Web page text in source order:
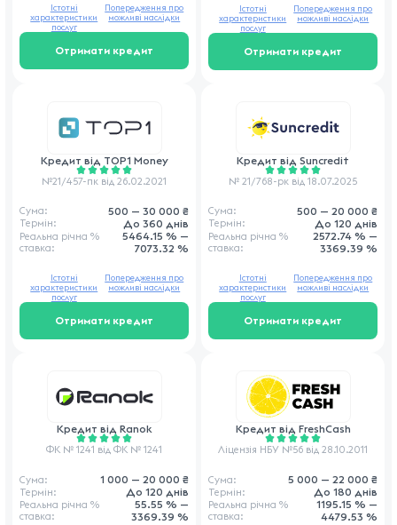
Отримати кредит
Істотні
характеристики
послуг
Попередження про
можливі наслідки
Отримати кредит
Істотні
характеристики
послуг
Попередження про
можливі наслідки
Кредит від TOP1 Money
№21/457-пк від 26.02.2021
Сума: 500 — 30 000 ₴
Термін: До 360 днів
Реальна річна %
ставка:
5464.15 % —
7073.32 %
Отримати кредит
Істотні
характеристики
послуг
Попередження про
можливі наслідки
Кредит від Suncredit
№ 21/768-рк від 18.07.2025
Сума: 500 — 20 000 ₴
Термін: До 120 днів
Реальна річна %
ставка:
2572.74 % —
3369.39 %
Отримати кредит
Істотні
характеристики
послуг
Попередження про
можливі наслідки
Кредит від Ranok
ФК № 1241 від ФК № 1241
Сума: 1 000 — 20 000 ₴
Термін: До 120 днів
Реальна річна %
ставка:
55.55 % —
3369.39 %
Кредит від FreshCash
Ліцензія НБУ №56 від 28.10.2011
Сума: 5 000 — 22 000 ₴
Термін: До 180 днів
Реальна річна %
ставка:
1195.15 % —
4479.53 %